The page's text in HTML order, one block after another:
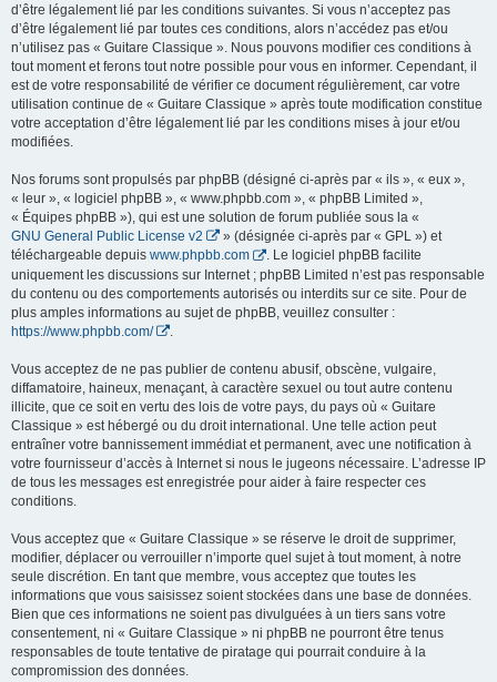
d’être légalement lié par les conditions suivantes. Si vous n’acceptez pas
d’être légalement lié par toutes ces conditions, alors n’accédez pas et/ou
n’utilisez pas « Guitare Classique ». Nous pouvons modifier ces conditions à
tout moment et ferons tout notre possible pour vous en informer. Cependant, il
est de votre responsabilité de vérifier ce document régulièrement, car votre
utilisation continue de « Guitare Classique » après toute modification constitue
votre acceptation d’être légalement lié par les conditions mises à jour et/ou
modifiées.
Nos forums sont propulsés par phpBB (désigné ci-après par « ils », « eux »,
« leur », « logiciel phpBB », « www.phpbb.com », « phpBB Limited »,
« Équipes phpBB »), qui est une solution de forum publiée sous la «
GNU General Public License v2
» (désignée ci-après par « GPL ») et
téléchargeable depuis www.phpbb.com
. Le logiciel phpBB facilite
uniquement les discussions sur Internet ; phpBB Limited n’est pas responsable
du contenu ou des comportements autorisés ou interdits sur ce site. Pour de
plus amples informations au sujet de phpBB, veuillez consulter :
https://www.phpbb.com/
Vous acceptez de ne pas publier de contenu abusif, obscène, vulgaire,
diffamatoire, haineux, menaçant, à caractère sexuel ou tout autre contenu
illicite, que ce soit en vertu des lois de votre pays, du pays où « Guitare
Classique » est hébergé ou du droit international. Une telle action peut
entraîner votre bannissement immédiat et permanent, avec une notification à
votre fournisseur d’accès à Internet si nous le jugeons nécessaire. L’adresse IP
de tous les messages est enregistrée pour aider à faire respecter ces
conditions.
Vous acceptez que « Guitare Classique » se réserve le droit de supprimer,
modifier, déplacer ou verrouiller n’importe quel sujet à tout moment, à notre
seule discrétion. En tant que membre, vous acceptez que toutes les
informations que vous saisissez soient stockées dans une base de données.
Bien que ces informations ne soient pas divulguées à un tiers sans votre
consentement, ni « Guitare Classique » ni phpBB ne pourront être tenus
responsables de toute tentative de piratage qui pourrait conduire à la
compromission des données.